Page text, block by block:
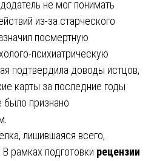
не мог понимать
из-за старческого
посмертную
психиатрическую
подтвердила доводы истцов,
карты за последние годы
признано
лишившаяся всего,
рамках подготовки рецензии